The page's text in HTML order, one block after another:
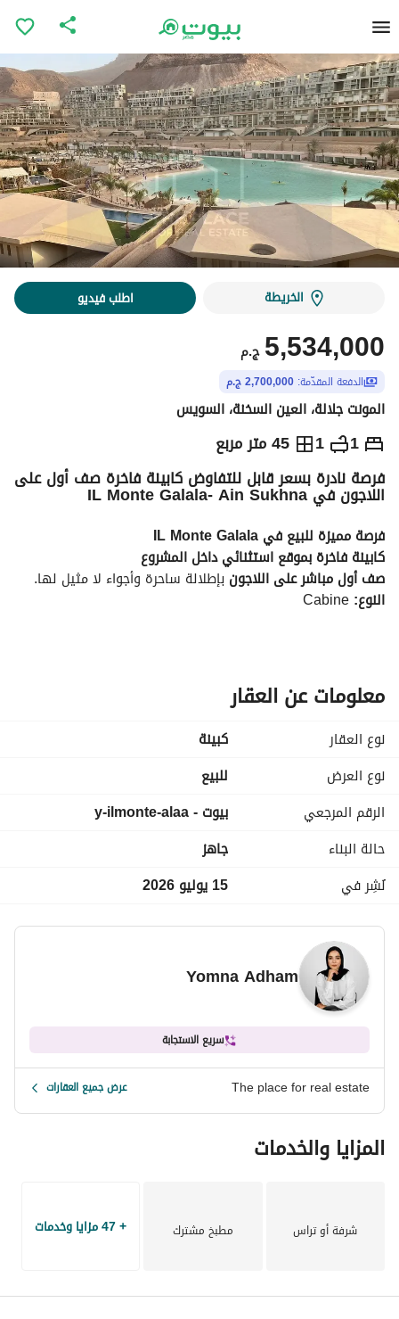
الخريطة اطلب فيديو
ج.م 5,534,000
الدفعة المقدّمة: 2,700,000 ج.م
المونت جلالة، العين السخنة، السويس
1
1 45 متر مربع ج.م 5,534,000
التفاصيل الاتجاهات والمؤشرات رهن عقاري
فرصة نادرة بسعر قابل للتفاوض كابينة فاخرة صف أول على
اللاجون في IL Monte Galala- Ain Sukhna
فرصة مميزة للبيع في IL Monte Galala
كابينة فاخرة بموقع استثنائي داخل المشروع
صف أول مباشر على اللاجون بإطلالة ساحرة وأجواء لا مثيل لها.
النوع:
مميزات الوحدة:
إطلالة مباشرة ومميزة على المياه
موقع ممتاز داخل المشروع
فرصة قوية للاستثمار والزيادة السعرية حتى الاستلام
مشروع متكامل الخدمات والشواطئ والأنشطة
من تطوير واحدة من أقوى شركات التطوير العقاري في مصر
للتفاصيل والأسعار وخطط السداد تواصل معنا الآن.
معلومات عن العقار
نوع العقار
كبينة
نوع العرض
للبيع
الرقم المرجعي
بيوت - y-ilmonte-alaa
حالة البناء
جاهز
نُشِر في
15 يوليو 2026
Yomna Adham
سريع الاستجابة
The place for real estate عرض جميع العقارات
المزايا والخدمات
شرفة أو تراس مطبخ مشترك + 47 مزايا وخدمات